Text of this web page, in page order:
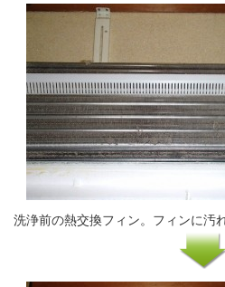
洗浄前の熱交換フィン。フィンに汚